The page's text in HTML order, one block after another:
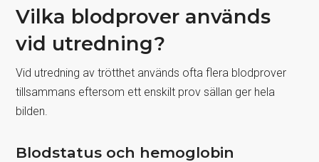
Vilka blodprover används
vid utredning?
Vid utredning av trötthet används ofta flera blodprover
tillsammans eftersom ett enskilt prov sällan ger hela
bilden.
Blodstatus och hemoglobin